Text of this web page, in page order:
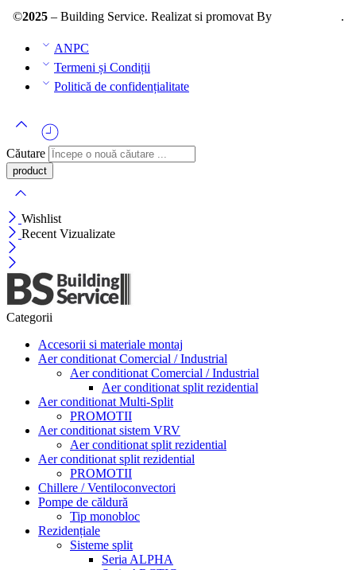
©2025– Building Service. Realizat si promovat By .
ANPC
Termeni și Condiții
Politică de confidențialitate
Căutare
Wishlist
Recent Vizualizate
Categorii
Accesorii si materiale montaj
Aer conditionat Comercial / Industrial
Aer conditionat Comercial / Industrial
Aer conditionat split rezidential
Aer conditionat Multi-Split
PROMOTII
Aer conditionat sistem VRV
Aer conditionat split rezidential
Aer conditionat split rezidential
PROMOTII
Chillere / Ventiloconvectori
Pompe de căldură
Tip monobloc
Rezidențiale
Sisteme split
Seria ALPHA